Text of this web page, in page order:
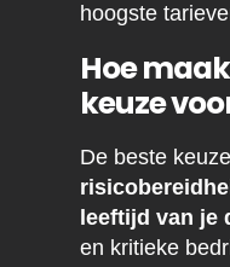
hoogste
Hoe
keuze
De beste
leeftijd van je
en kritieke